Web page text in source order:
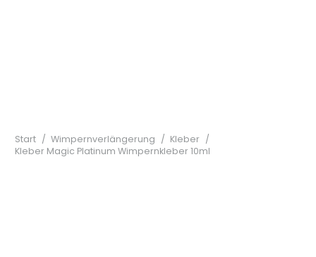
Start / Wimpernverlängerung / Kleber /
Kleber Magic Platinum Wimpernkleber 10ml